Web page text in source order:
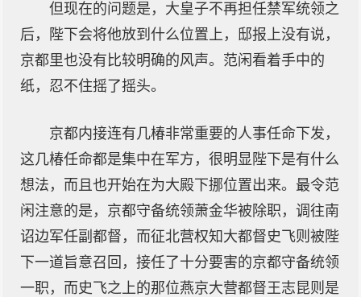
但现在的问题是，大皇子不再担任禁军统领之
后，陛下会将他放到什么位置上，邸报上没有说，
京都里也没有比较明确的风声。范闲看着手中的
纸，忍不住摇了摇头。
京都内接连有几椿非常重要的人事任命下发，
这几椿任命都是集中在军方，很明显陛下是有什么
想法，而且也开始在为大殿下挪位置出来。最令范
闲注意的是，京都守备统领萧金华被除职，调往南
诏边军任副都督，而征北营权知大都督史飞则被陛
下一道旨意召回，接任了十分要害的京都守备统领
一职，而史飞之上的那位燕京大营都督王志昆则是